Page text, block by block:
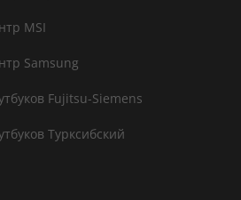
MSI
Samsung
Fujitsu-Siemens
Турксибский